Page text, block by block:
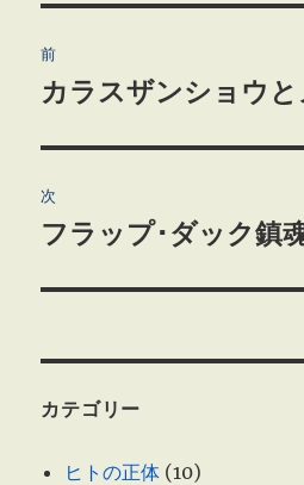
稿
ビ
ゲ
ー
前
前
投
稿:
カラスザンショウ
次
次
投
フラップ･ダック鎮
カテゴリー
ヒトの正体 (10)